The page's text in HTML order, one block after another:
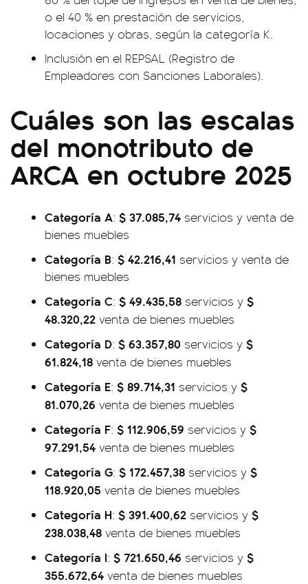
o el 40 % en prestación de servicios,
locaciones y obras, según la categoría K.
Inclusión en el REPSAL (Registro de
Empleadores con Sanciones Laborales).
Cuáles son las escalas
del monotributo de
ARCA en octubre 2025
Categoría A: $ 37.085,74 servicios y venta de
bienes muebles
Categoría B: $ 42.216,41 servicios y venta de
bienes muebles
Categoría C: $ 49.435,58 servicios y $
48.320,22 venta de bienes muebles
Categoría D: $ 63.357,80 servicios y $
61.824,18 venta de bienes muebles
Categoría E: $ 89.714,31 servicios y $
81.070,26 venta de bienes muebles
Categoría F: $ 112.906,59 servicios y $
97.291,54 venta de bienes muebles
Categoría G: $ 172.457,38 servicios y $
118.920,05 venta de bienes muebles
Categoría H: $ 391.400,62 servicios y $
238.038,48 venta de bienes muebles
Categoría I: $ 721.650,46 servicios y $
355.672,64 venta de bienes muebles